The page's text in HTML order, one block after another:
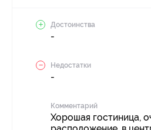
Достоинства
-
Недостатки
-
Комментарий
Хорошая гостиница,